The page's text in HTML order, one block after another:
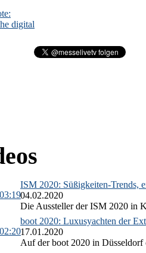
digital
03:19
ISM 2020: Süßigkeiten-Trends,
04.02.2020
Die Aussteller der ISM 2020 in
02:20
boot 2020: Luxusyachten der
17.01.2020
Auf der boot 2020 in Düsseldorf